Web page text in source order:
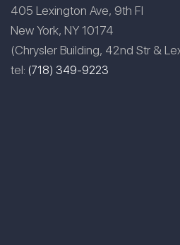
405 Lexington Ave, 9th Fl
New York, NY 10174
(Chrysler Building, 42nd Str &
tel: (718) 349-9223